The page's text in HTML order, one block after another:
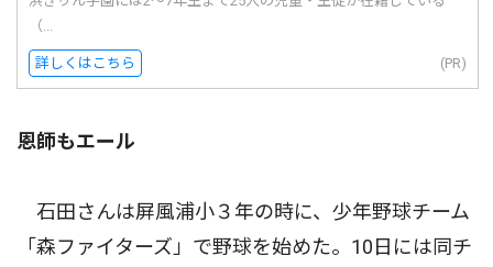
（...
詳しくはこちら (PR)
恩師もエール
石田さんは屏風浦小３年の時に、少年野球チーム
「森ファイターズ」で野球を始めた。10日には同チ